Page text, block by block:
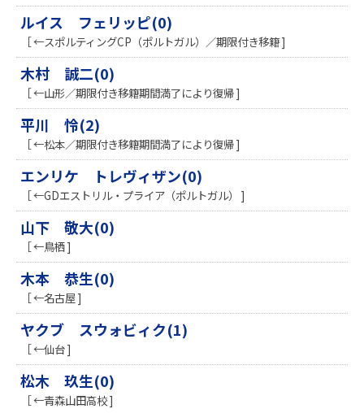
ルイス フェリッピ(0)
［ ←スポルティングCP（ポルトガル）／期限付き移籍 ]
木村 誠二(0)
［ ←山形／期限付き移籍期間満了により復帰 ]
平川 怜(2)
［ ←松本／期限付き移籍期間満了により復帰 ]
エンリケ トレヴィザン(0)
［ ←GDエストリル・プライア（ポルトガル） ]
山下 敬大(0)
［ ←鳥栖 ]
木本 恭生(0)
［ ←名古屋 ]
ヤクブ スウォビィク(1)
［ ←仙台 ]
松木 玖生(0)
［ ←青森山田高校 ]